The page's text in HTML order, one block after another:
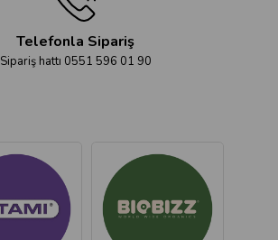
Telefonla Sipariş
Sipariş hattı 0551 596 01 90